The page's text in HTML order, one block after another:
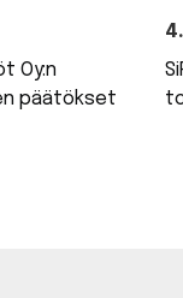
Oy:n
päätökset